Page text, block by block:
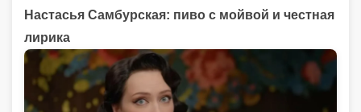
Настасья Самбурская: пиво с мойвой и честная
лирика